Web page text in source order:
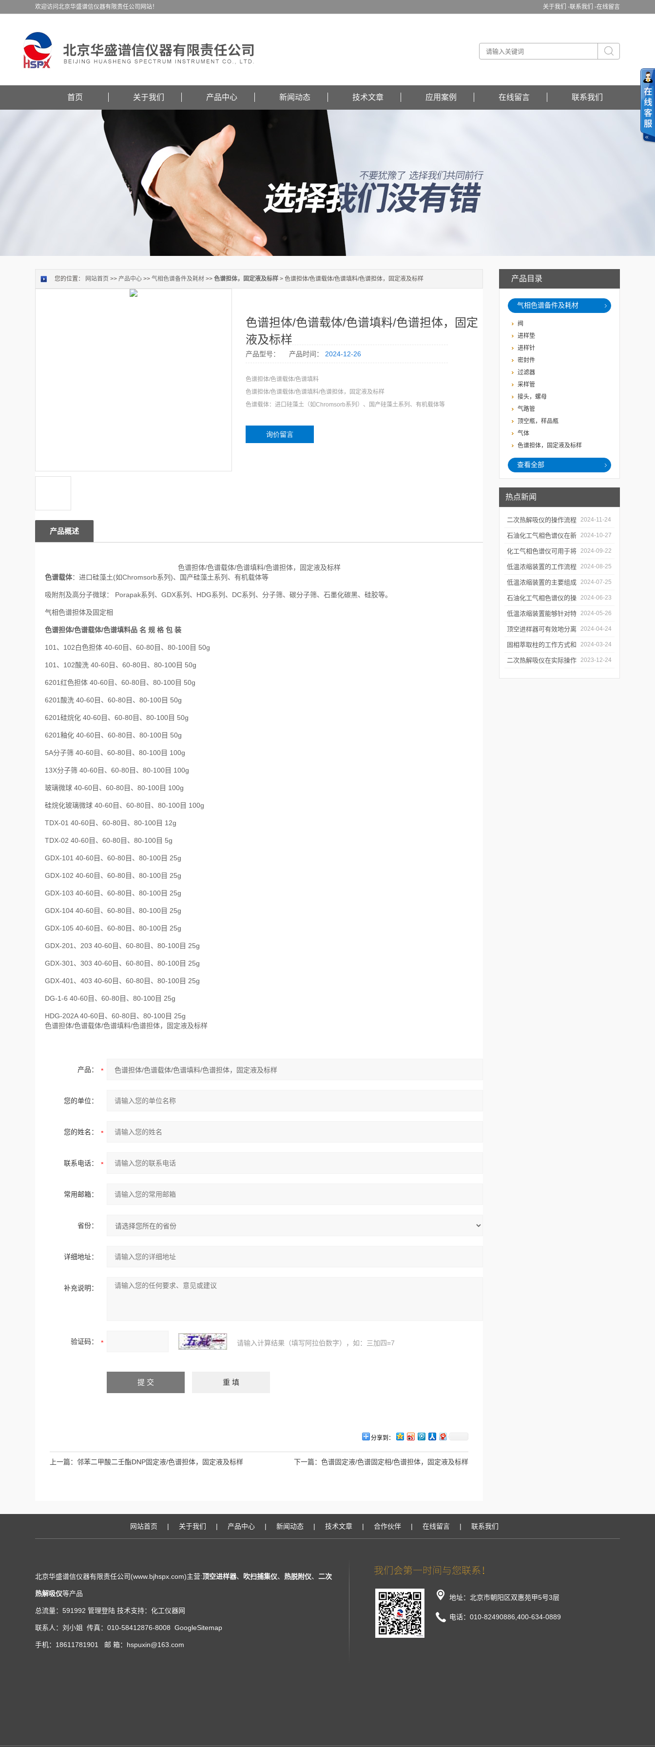
关于我们 -联系我们 -在线留言
欢迎访问北京华盛谱信仪器有限责任公司网站！
首页 关于我们 产品中心 新闻动态 技术文章 应用案例 在线留言 联系我们
产品目录
气相色谱备件及耗材
阀
进样垫
进样针
密封件
过滤器
采样管
接头，螺母
气路管
顶空瓶，样品瓶
气体
色谱担体，固定液及标样
查看全部
热点新闻
二次热解吸仪的操作流程
和使用注意事项
2024-11-24
石油化工气相色谱仪在新
材料、新产品的研发中的
应用
2024-10-27
化工气相色谱仪可用于将
样品引入色谱柱并推动分
离过程
2024-09-22
低温浓缩装置的工作流程
及使用注意事项
2024-08-25
低温浓缩装置的主要组成
部分及具体工作流程分析
2024-07-25
石油化工气相色谱仪的操
作要点详细分析
2024-06-23
低温浓缩装置能够针对特
定的目标组分进行有效浓
缩
2024-05-26
顶空进样器可有效地分离
和富集样品中的挥发性成
分
2024-04-24
固相萃取柱的工作方式和
应用场景
2024-03-24
二次热解吸仪在实际操作 2023-12-24
您的位置： 网站首页 >> 产品中心 >> 气相色谱备件及耗材 >> 色谱担体，固定液及标样 > 色谱担体/色谱载体/色谱填料/色谱担体，固定液及标样
色谱担体/色谱载体/色谱填料/色谱担体，固定
液及标样
产品型号： 产品时间： 2024-12-26
色谱担体/色谱载体/色谱填料
色谱担体/色谱载体/色谱填料/色谱担体，固定液及标样
色谱载体：进口硅藻土（如Chromsorb系列）、国产硅藻土系列、有机载体等
吸附剂及高分子微球： Porapak系列、GDX系列、HDG系列、DC系列、分子筛、碳分子
筛、石墨化碳黑、硅胶等。
询价留言
产品概述
色谱担体/色谱载体/色谱填料/色谱担体，固定液及标样
色谱载体：进口硅藻土(如Chromsorb系列)、国产硅藻土系列、有机载体等
吸附剂及高分子微球： Porapak系列、GDX系列、HDG系列、DC系列、分子筛、碳分子筛、石墨化碳黑、硅胶等。
气相色谱担体及固定相
色谱担体/色谱载体/色谱填料品 名 规 格 包 装
101、102白色担体 40-60目、60-80目、80-100目 50g
101、102酸洗 40-60目、60-80目、80-100目 50g
6201红色担体 40-60目、60-80目、80-100目 50g
6201酸洗 40-60目、60-80目、80-100目 50g
6201硅烷化 40-60目、60-80目、80-100目 50g
6201釉化 40-60目、60-80目、80-100目 50g
5A分子筛 40-60目、60-80目、80-100目 100g
13X分子筛 40-60目、60-80目、80-100目 100g
玻璃微球 40-60目、60-80目、80-100目 100g
硅烷化玻璃微球 40-60目、60-80目、80-100目 100g
TDX-01 40-60目、60-80目、80-100目 12g
TDX-02 40-60目、60-80目、80-100目 5g
GDX-101 40-60目、60-80目、80-100目 25g
GDX-102 40-60目、60-80目、80-100目 25g
GDX-103 40-60目、60-80目、80-100目 25g
GDX-104 40-60目、60-80目、80-100目 25g
GDX-105 40-60目、60-80目、80-100目 25g
GDX-201、203 40-60目、60-80目、80-100目 25g
GDX-301、303 40-60目、60-80目、80-100目 25g
GDX-401、403 40-60目、60-80目、80-100目 25g
DG-1-6 40-60目、60-80目、80-100目 25g
HDG-202A 40-60目、60-80目、80-100目 25g
色谱担体/色谱载体/色谱填料/色谱担体，固定液及标样
产品：
您的单位：
您的姓名：
联系电话：
常用邮箱：
省份：
详细地址：
补充说明：
验证码： 请输入计算结果（填写阿拉伯数字），如：三加四=7
分享到：
上一篇： 邻苯二甲酸二壬酯DNP固定液/色谱担体，固定液及标样 下一篇： 色谱固定液/色谱固定相/色谱担体，固定液及标样
网站首页 | 关于我们 | 产品中心 | 新闻动态 | 技术文章 | 合作伙伴 | 在线留言 | 联系我们
北京华盛谱信仪器有限责任公司(www.bjhspx.com)主营:顶空进样器、 吹扫捕集仪、 热脱附仪、 二次
热解吸仪等产品
总流量：591992 管理登陆 技术支持： 化工仪器网
联系人：刘小姐 传真：010-58412876-8008 GoogleSitemap
手机：18611781901 邮 箱：hspuxin@163.com
地址：北京市朝阳区双惠苑甲5号3层
电话：010-82490886,400-634-0889